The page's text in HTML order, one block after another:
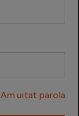
Am uitat parola